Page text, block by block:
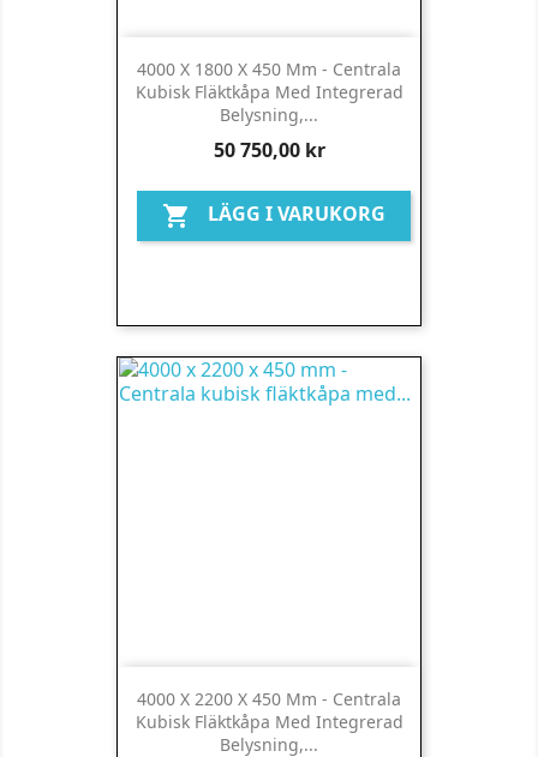
4000 X 1800 X 450 Mm - Centrala
Kubisk Fläktkåpa Med Integrerad
Belysning,...
Pris
50 750,00 kr
 LÄGG I VARUKORG
4000 X 2200 X 450 Mm - Centrala
Kubisk Fläktkåpa Med Integrerad
Belysning,...